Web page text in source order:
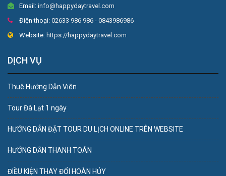
Email: info@happydaytravel.com
Điện thoại: 02633 986 986 - 0843986986
Website: https://happydaytravel.com
DỊCH VỤ
Thuê Hướng Dẫn Viên
Tour Đà Lạt 1 ngày
HƯỚNG DẪN ĐẶT TOUR DU LỊCH ONLINE TRÊN WEBSITE
HƯỚNG DẪN THANH TOÁN
ĐIỀU KIỆN THAY ĐỔI HOÀN HỦY